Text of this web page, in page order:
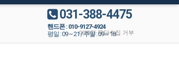
031-388-4475
핸드폰 : 010-9127-4924
평일 : 09 ~ 21 / 주말 : 09 ~ 18
이메일 무단수집 거부